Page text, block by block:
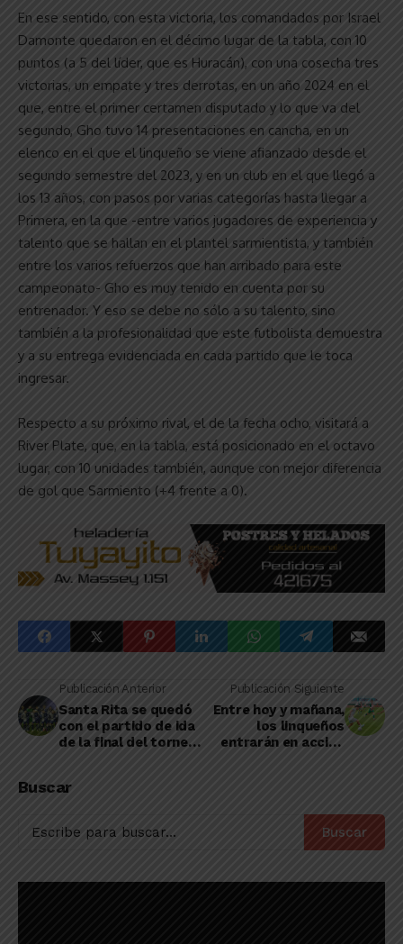
En ese sentido, con esta victoria, los comandados por Israel
Damonte quedaron en el décimo lugar de la tabla, con 10
puntos (a 5 del líder, que es Huracán), con una cosecha tres
victorias, un empate y tres derrotas, en un año 2024 en el
que, entre el primer certamen disputado y lo que va del
segundo, Gho tuvo 14 presentaciones en cancha, en un
elenco en el que el linqueño se viene afianzado desde el
segundo semestre del 2023, y en un club en el que llegó a
los 13 años, con pasos por varias categorías hasta llegar a
Primera, en la que -entre varios jugadores de experiencia y
talento que se hallan en el plantel sarmientista, y también
entre los varios refuerzos que han arribado para este
campeonato- Gho es muy tenido en cuenta por su
entrenador. Y eso se debe no sólo a su talento, sino
también a la profesionalidad que este futbolista demuestra
y a su entrega evidenciada en cada partido que le toca
ingresar.
Respecto a su próximo rival, el de la fecha ocho, visitará a
River Plate, que, en la tabla, está posicionado en el octavo
lugar, con 10 unidades también, aunque con mejor diferencia
de gol que Sarmiento (+4 frente a 0).
Publicación Anterior
Santa Rita se quedó
con el partido de ida
de la final del torneo
Publicación Siguiente
Entre hoy y mañana,
los linqueños
entrarán en acción
Buscar
Buscar